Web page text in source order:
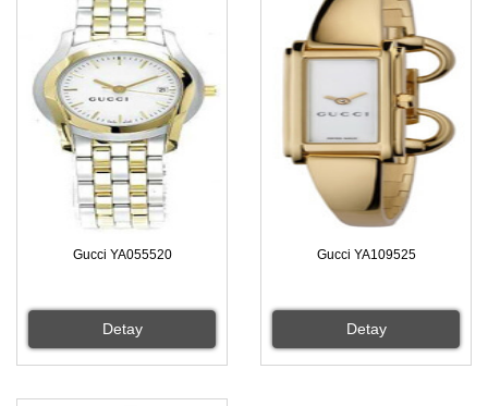
Gucci YA055520
Detay
Gucci YA109525
Detay